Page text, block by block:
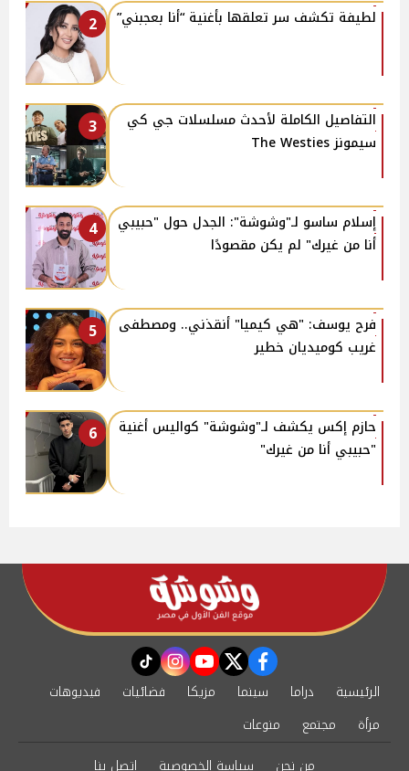
2 لطيفة تكشف سر تعلقها بأغنية “أنا بعجبني”
3
التفاصيل الكاملة لأحدث مسلسلات جي كي
سيمونز The Westies
4
إسلام ساسو لـ"وشوشة": الجدل حول "حبيبي
أنا من غيرك" لم يكن مقصودًا
5
فرح يوسف: "هي كيميا" أنقذني.. ومصطفى
غريب كوميديان خطير
6
حازم إكس يكشف لـ"وشوشة" كواليس أغنية
"حبيبي أنا من غيرك"
facebook
twitter
youtube
instagram
tiktok
الرئيسية دراما سينما مزيكا فضائيات
فيديوهات
مرأة
مجتمع
منوعات
من نحن
سياسة الخصوصية اتصل بنا